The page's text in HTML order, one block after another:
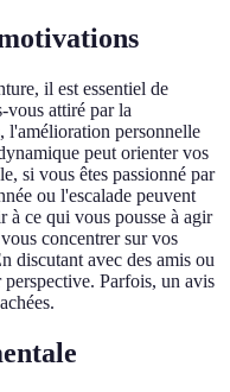
il est essentiel de
attiré par la
l'amélioration personnelle
peut orienter vos
si vous êtes passionné par
ou l'escalade peuvent
à ce qui vous pousse à agir
concentrer sur vos
discutant avec des amis ou
Parfois, un avis